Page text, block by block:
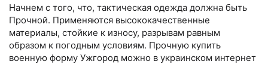
Начнем с того, что, тактическая одежда должна быть
Прочной. Применяются высококачественные
материалы, стойкие к износу, разрывам равным
образом к погодным условиям. Прочную купить
военную форму Ужгород можно в украинском интернет